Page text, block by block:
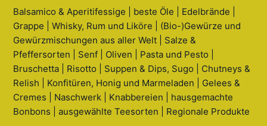
Balsamico & Aperitifessige | beste Öle | Edelbrände |
Grappe | Whisky, Rum und Liköre | (Bio-)Gewürze und
Gewürzmischungen aus aller Welt | Salze &
Pfeffersorten | Senf | Oliven | Pasta und Pesto |
Bruschetta | Risotto | Suppen & Dips, Sugo | Chutneys &
Relish | Konfitüren, Honig und Marmeladen | Gelees &
Cremes | Naschwerk | Knabbereien | hausgemachte
Bonbons | ausgewählte Teesorten | Regionale Produkte